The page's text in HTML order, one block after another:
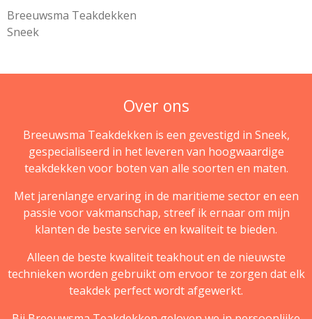
Breeuwsma Teakdekken
Sneek
Over ons
Breeuwsma Teakdekken is een gevestigd in Sneek,
gespecialiseerd in het leveren van hoogwaardige
teakdekken voor boten van alle soorten en maten.
Met jarenlange ervaring in de maritieme sector en een
passie voor vakmanschap, streef ik ernaar om mijn
klanten de beste service en kwaliteit te bieden.
Alleen de beste kwaliteit teakhout en de nieuwste
technieken worden gebruikt om ervoor te zorgen dat elk
teakdek perfect wordt afgewerkt.